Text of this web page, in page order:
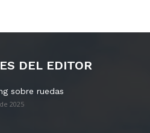
DEL EDITOR
sobre ruedas
2025